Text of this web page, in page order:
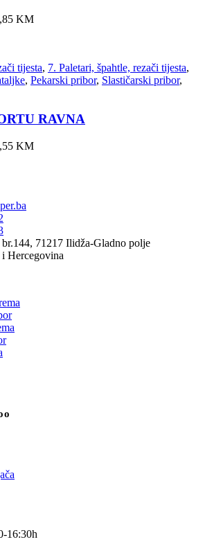
KM
tijesta, 7. Paletari, špahtle, rezači tijesta,
, Pekarski pribor, Slastičarski pribor,
RAVNA
KM
71217 Ilidža-Gladno polje
i Hercegovina
16:30h